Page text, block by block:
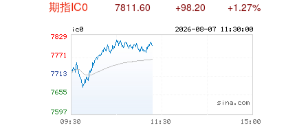
期指IC0 7811.60 +98.20 +1.27%